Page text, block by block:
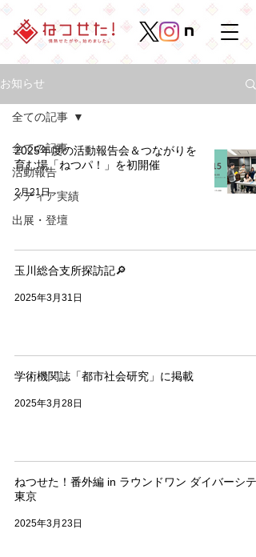
お知らせ
全ての記事
活動報告
メディア実績
出展・登壇
全ての記事
2025年度の活動報告会＆つながりを
育む場「ねつパ！」を初開催
2月21日
玉川総合支所探訪記🔎
2025年3月31日
学術機関誌「都市社会研究」に掲載
2025年3月28日
ねつせた！番外編 in ラウンドワン ダイバーシテ
東京
2025年3月23日